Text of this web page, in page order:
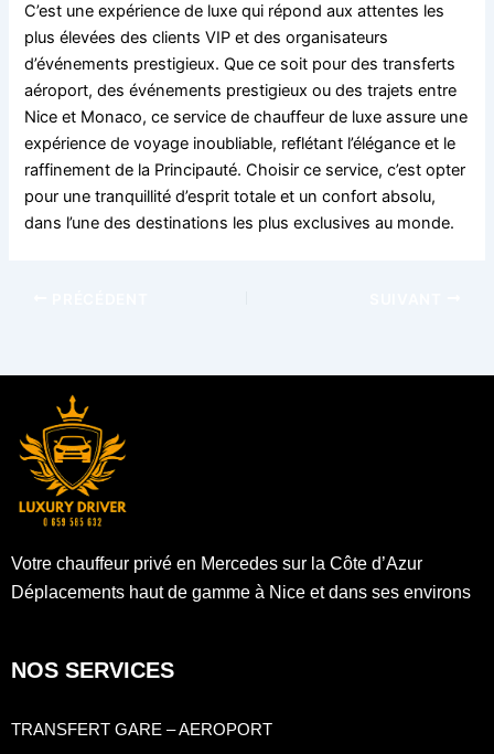
C’est une expérience de luxe qui répond aux attentes les
plus élevées des clients VIP et des organisateurs
d’événements prestigieux. Que ce soit pour des transferts
aéroport, des événements prestigieux ou des trajets entre
Nice et Monaco, ce service de chauffeur de luxe assure une
expérience de voyage inoubliable, reflétant l’élégance et le
raffinement de la Principauté. Choisir ce service, c’est opter
pour une tranquillité d’esprit totale et un confort absolu,
dans l’une des destinations les plus exclusives au monde.
Votre chauffeur privé en Mercedes sur la Côte d’Azur
Déplacements haut de gamme à Nice et dans ses environs
NOS SERVICES
TRANSFERT GARE – AEROPORT